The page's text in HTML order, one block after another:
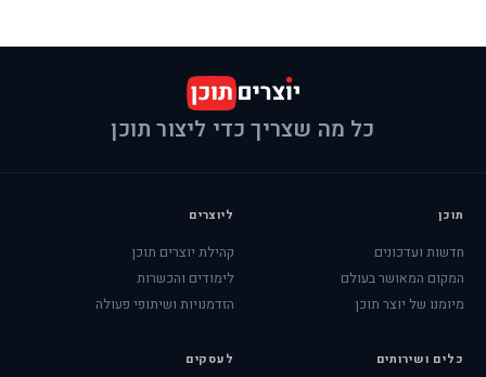
כל מה שצריך כדי ליצור תוכן
תוכן
חדשות ועדכונים
המקום המאושר בעולם
מיומנו של יוצר תוכן
ליוצרים
קהילת יוצרים תוכן
לימודים והכשרות
הזדמנויות ושיתופי פעולה
כלים ושירותים לעסקים